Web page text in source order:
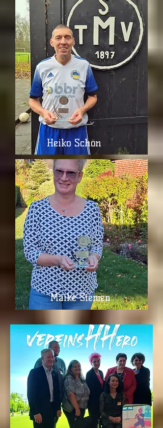
Heiko Schön
Maike Siemen